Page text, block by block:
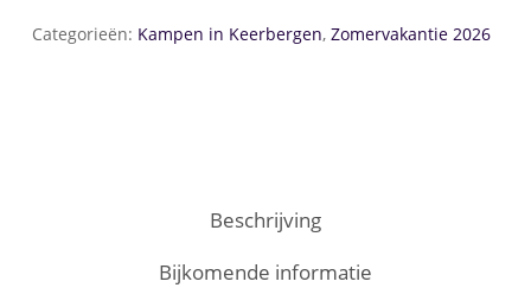
Categorieën: Kampen in Keerbergen, Zomervakantie 2026
Beschrijving
Bijkomende informatie